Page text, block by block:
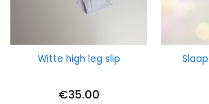
Witte high leg slip
€35.00